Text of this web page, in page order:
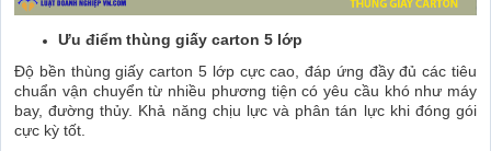
Ưu điểm thùng giấy carton 5 lớp
Độ bền thùng giấy carton 5 lớp cực cao, đáp ứng đầy đủ các tiêu
chuẩn vận chuyển từ nhiều phương tiện có yêu cầu khó như máy
bay, đường thủy. Khả năng chịu lực và phân tán lực khi đóng gói
cực kỳ tốt.